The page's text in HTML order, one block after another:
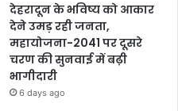
देहरादून के भविष्य को आकार
देने उमड़ रही जनता,
महायोजना-2041 पर दूसरे
चरण की सुनवाई में बढ़ी
भागीदारी
6 days ago